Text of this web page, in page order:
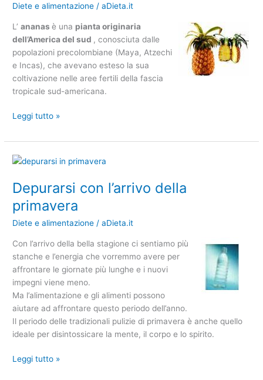
Diete e alimentazione /aDieta.it
L’ananasè una pianta originaria
dell’America del sud , conosciuta dalle
popolazioni precolombiane (Maya, Atzechi
e Incas), che avevano esteso la sua
coltivazione nelle aree fertili della fascia
tropicale sud-americana.
Leggi tutto »
Depurarsi con l’arrivo della
primavera
Diete e alimentazione /aDieta.it
Con l’arrivo della bella stagione ci sentiamo più
stanche e l’energia che vorremmo avere per
affrontare le giornate più lunghe e i nuovi
impegni viene meno.
Ma l’alimentazione e gli alimenti possono
aiutare ad affrontare questo periodo dell’anno.
Il periodo delle tradizionali pulizie di primavera è anche quello
ideale per disintossicare la mente, il corpo e lo spirito.
Depurarsi
l’arrivo
della
primavera
Leggi tutto »